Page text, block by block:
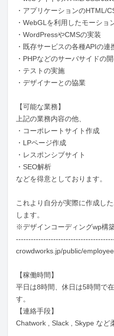
・アプリケーションのHTML/
・WebGLを利用したモーショ
・WordPressやCMSの実装
・既存サービスの各種APIの連
・PHPなどのサーバサイドの
・テストの実施
・デザイナーとの協業
【可能な業務】
上記の業務内容の他、
・コーポレートサイト作成
・LPページ作成
・レスポンシブサイト
・SEO解析
などを得意としております。
これより自分が実際に作成し
します。
※デザインコーディングwp構
crowdworks.jp/public/
【稼働時間】
平日は8時間、休日は5時間で
す。
【連絡手段】
Chatwork , Slack , Skype など